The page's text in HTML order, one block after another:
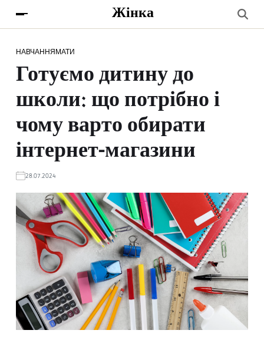
Жінка
НАВЧАННЯ МАТИ
Готуємо дитину до
школи: що потрібно і
чому варто обирати
інтернет-магазини
28.07.2024